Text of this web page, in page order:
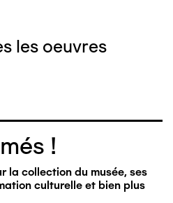
les oeuvres
!
la collection du musée, ses
culturelle et bien plus